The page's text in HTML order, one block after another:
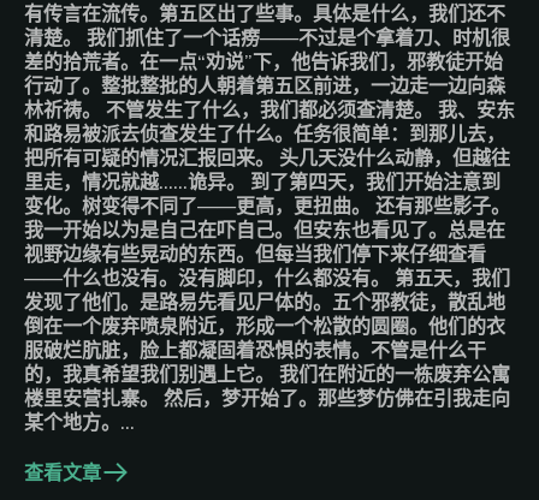
有传言在流传。第五区出了些事。具体是什么，我们还不
清楚。 我们抓住了一个话痨——不过是个拿着刀、时机很
差的拾荒者。在一点“劝说”下，他告诉我们，邪教徒开始
行动了。整批整批的人朝着第五区前进，一边走一边向森
林祈祷。 不管发生了什么，我们都必须查清楚。 我、安东
和路易被派去侦查发生了什么。任务很简单：到那儿去，
把所有可疑的情况汇报回来。 头几天没什么动静，但越往
里走，情况就越……诡异。 到了第四天，我们开始注意到
变化。树变得不同了——更高，更扭曲。 还有那些影子。
我一开始以为是自己在吓自己。但安东也看见了。总是在
视野边缘有些晃动的东西。但每当我们停下来仔细查看
——什么也没有。没有脚印，什么都没有。 第五天，我们
发现了他们。是路易先看见尸体的。五个邪教徒，散乱地
倒在一个废弃喷泉附近，形成一个松散的圆圈。他们的衣
服破烂肮脏，脸上都凝固着恐惧的表情。不管是什么干
的，我真希望我们别遇上它。 我们在附近的一栋废弃公寓
楼里安营扎寨。 然后，梦开始了。那些梦仿佛在引我走向
某个地方。…
查看文章